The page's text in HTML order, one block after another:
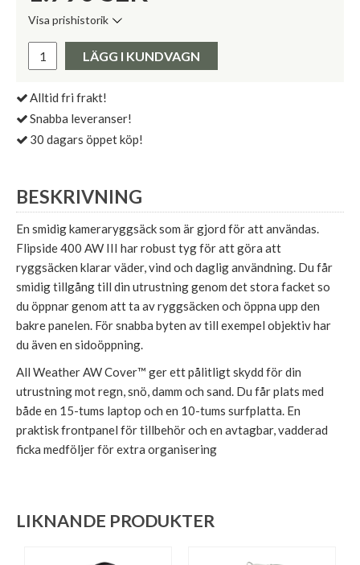
Visa prishistorik
Pris:
LÄGG I KUNDVAGN
Alltid fri frakt!
Snabba leveranser!
30 dagars öppet köp!
BESKRIVNING
En smidig kameraryggsäck som är gjord för att användas.
Flipside 400 AW III har robust tyg för att göra att
ryggsäcken klarar väder, vind och daglig användning. Du får
smidig tillgång till din utrustning genom det stora facket so
du öppnar genom att ta av ryggsäcken och öppna upp den
bakre panelen. För snabba byten av till exempel objektiv har
du även en sidoöppning.
All Weather AW Cover™ ger ett pålitligt skydd för din
utrustning mot regn, snö, damm och sand. Du får plats med
både en 15-tums laptop och en 10-tums surfplatta. En
praktisk frontpanel för tillbehör och en avtagbar, vadderad
ficka medföljer för extra organisering
LIKNANDE PRODUKTER